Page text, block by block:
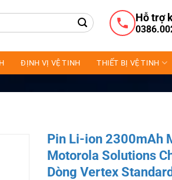
Hỗ trợ
ĐỊNH VỊ VỆ TINH THIẾT BỊ VỆ TINH
Pin Li-ion 2300mAh
Motorola Solutions
Dòng Vertex